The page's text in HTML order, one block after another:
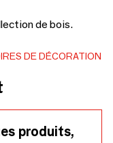
de bois.
DE DÉCORATION
produits,